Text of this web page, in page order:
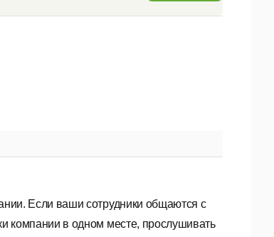
Если ваши сотрудники общаются с
компании в одном месте, прослушивать